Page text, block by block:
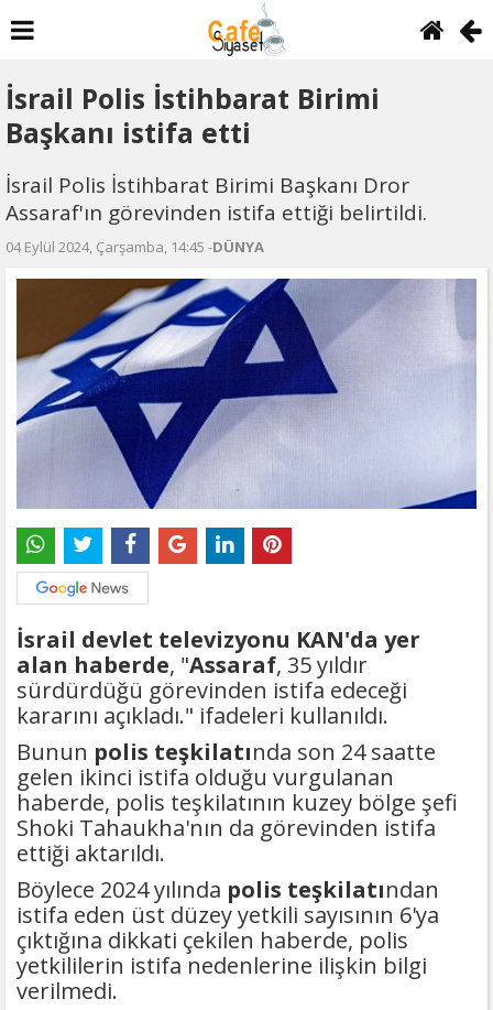
İsrail Polis İstihbarat Birimi
Başkanı istifa etti
İsrail Polis İstihbarat Birimi Başkanı Dror
Assaraf'ın görevinden istifa ettiği belirtildi.
04 Eylül 2024, Çarşamba, 14:45 -DÜNYA
İsrail devlet televizyonu KAN'da yer
alan haberde, "Assaraf, 35 yıldır
sürdürdüğü görevinden istifa edeceği
kararını açıkladı." ifadeleri kullanıldı.
Bunun polis teşkilatında son 24 saatte
gelen ikinci istifa olduğu vurgulanan
haberde, polis teşkilatının kuzey bölge şefi
Shoki Tahaukha'nın da görevinden istifa
ettiği aktarıldı.
Böylece 2024 yılında polis teşkilatından
istifa eden üst düzey yetkili sayısının 6'ya
çıktığına dikkati çekilen haberde, polis
yetkililerin istifa nedenlerine ilişkin bilgi
verilmedi.